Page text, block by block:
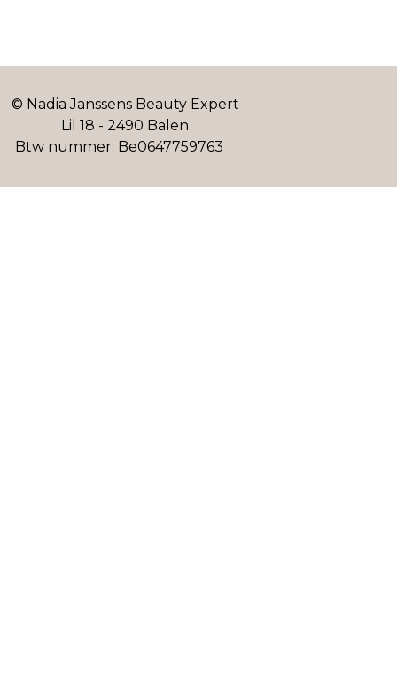
© Nadia Janssens Beauty Expert
Lil 18 - 2490 Balen
Btw nummer: Be0647759763